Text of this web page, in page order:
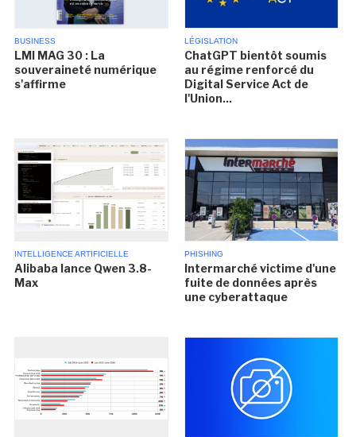
BUSINESS
LMI MAG 30 : La
souveraineté numérique
s'affirme
LÉGISLATION
ChatGPT bientôt soumis
au régime renforcé du
Digital Service Act de
l'Union...
INTELLIGENCE ARTIFICIELLE
Alibaba lance Qwen 3.8-
Max
PHISHING
Intermarché victime d'une
fuite de données après
une cyberattaque